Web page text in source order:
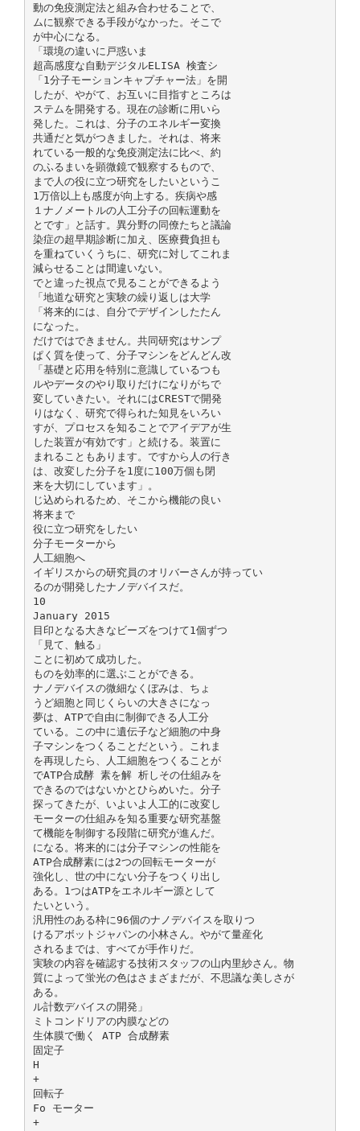
動の免疫測定法と組み合わせることで、
ムに観察できる手段がなかった。そこで
が中心になる。
「環境の違いに戸惑いま
超高感度な自動デジタルELISA 検査シ
「1分子モーションキャプチャー法」を開
したが、やがて、お互いに目指すところは
ステムを開発する。現在の診断に用いら
発した。これは、分子のエネルギー変換
共通だと気がつきました。それは、将来
れている一般的な免疫測定法に比べ、約
のふるまいを顕微鏡で観察するもので、
まで人の役に立つ研究をしたいというこ
1万倍以上も感度が向上する。疾病や感
１ナノメートルの人工分子の回転運動を
とです」と話す。異分野の同僚たちと議論
染症の超早期診断に加え、医療費負担も
を重ねていくうちに、研究に対してこれま
減らせることは間違いない。
でと違った視点で見ることができるよう
「地道な研究と実験の繰り返しは大学
「将来的には、自分でデザインしたたん
になった。
だけではできません。共同研究はサンプ
ぱく質を使って、分子マシンをどんどん改
「基礎と応用を特別に意識しているつも
ルやデータのやり取りだけになりがちで
変していきたい。それにはCRESTで開発
りはなく、研究で得られた知見をいろい
すが、プロセスを知ることでアイデアが生
した装置が有効です」と続ける。装置に
まれることもあります。ですから人の行き
は、改変した分子を1度に100万個も閉
来を大切にしています」。
じ込められるため、そこから機能の良い
将来まで
役に立つ研究をしたい
分子モーターから
人工細胞へ
イギリスからの研究員のオリバーさんが持ってい
るのが開発したナノデバイスだ。
10
January 2015
目印となる大きなビーズをつけて1個ずつ
「見て、触る」
ことに初めて成功した。
ものを効率的に選ぶことができる。
ナノデバイスの微細なくぼみは、ちょ
うど細胞と同じくらいの大きさになっ
夢は、ATPで自由に制御できる人工分
ている。この中に遺伝子など細胞の中身
子マシンをつくることだという。これま
を再現したら、人工細胞をつくることが
でATP合成酵 素を解 析しその仕組みを
できるのではないかとひらめいた。分子
探ってきたが、いよいよ人工的に改変し
モーターの仕組みを知る重要な研究基盤
て機能を制御する段階に研究が進んだ。
になる。将来的には分子マシンの性能を
ATP合成酵素には2つの回転モーターが
強化し、世の中にない分子をつくり出し
ある。1つはATPをエネルギー源として
たいという。
汎用性のある枠に96個のナノデバイスを取りつ
けるアボットジャパンの小林さん。やがて量産化
されるまでは、すべてが手作りだ。
実験の内容を確認する技術スタッフの山内里紗さん。物
質によって蛍光の色はさまざまだが、不思議な美しさが
ある。
ル計数デバイスの開発」
ミトコンドリアの内膜などの
生体膜で働く ATP 合成酵素
固定子
H
+
回転子
Fo モーター
+